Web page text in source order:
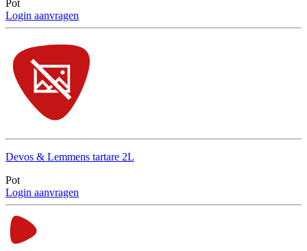
Pot
Login aanvragen
Devos & Lemmens tartare 2L
Pot
Login aanvragen